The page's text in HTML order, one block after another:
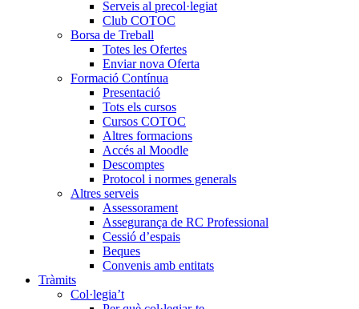
Serveis al precol·legiat
Club COTOC
Borsa de Treball
Totes les Ofertes
Enviar nova Oferta
Formació Contínua
Presentació
Tots els cursos
Cursos COTOC
Altres formacions
Accés al Moodle
Descomptes
Protocol i normes generals
Altres serveis
Assessorament
Assegurança de RC Professional
Cessió d’espais
Beques
Convenis amb entitats
Tràmits
Col·legia’t